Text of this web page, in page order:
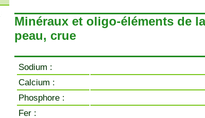
Minéraux et oligo-éléments de
peau, crue
Sodium :
Calcium :
Phosphore :
Fer :